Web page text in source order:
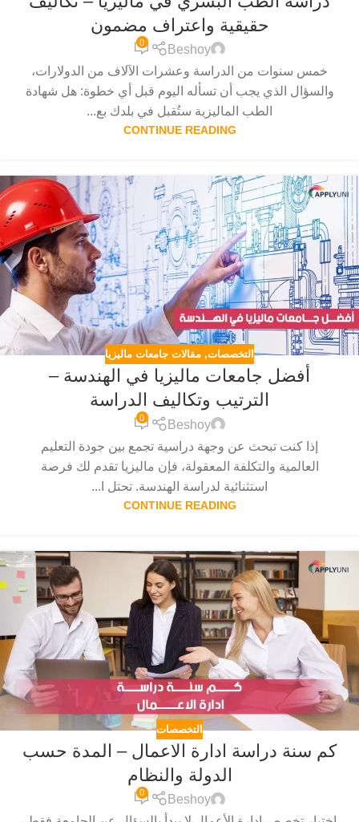
حقيقية واعتراف مضمون
Beshoy
0
خمس سنوات من الدراسة وعشرات الآلاف من الدولارات،
والسؤال الذي يجب أن تسأله اليوم قبل أي خطوة: هل شهادة
الطب الماليزية ستُقبل في بلدك بع...
CONTINUE READING
التخصصات, مقالات جامعات ماليزيا
أفضل جامعات ماليزيا في الهندسة –
الترتيب وتكاليف الدراسة
Beshoy
0
إذا كنت تبحث عن وجهة دراسية تجمع بين جودة التعليم
العالمية والتكلفة المعقولة، فإن ماليزيا تقدم لك فرصة
استثنائية لدراسة الهندسة. تحتل ا...
CONTINUE READING
التخصصات
كم سنة دراسة ادارة الاعمال – المدة حسب
الدولة والنظام
Beshoy
0